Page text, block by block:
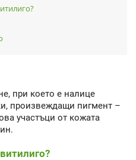
при което е налице
произвеждащи пигмент –
участъци от кожата